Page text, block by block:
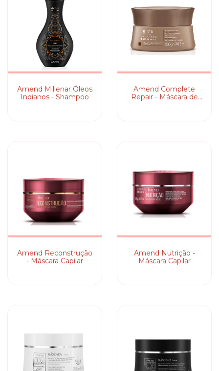
Amend Millenar Óleos
Indianos - Shampoo
Amend Complete
Repair - Máscara de
Amend Reconstrução
- Máscara Capilar
Amend Nutrição -
Máscara Capilar